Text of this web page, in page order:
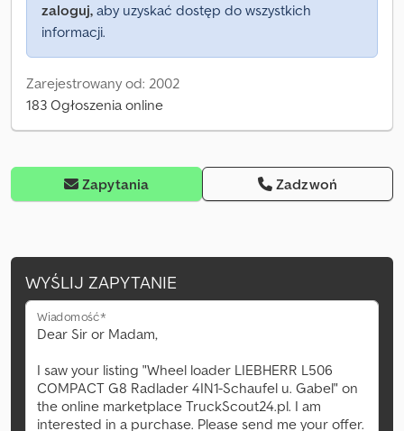
zaloguj, aby uzyskać dostęp do wszystkich
informacji.
Zarejestrowany od: 2002
183 Ogłoszenia online
Zapytania Zadzwoń
WYŚLIJ ZAPYTANIE
Wiadomość*